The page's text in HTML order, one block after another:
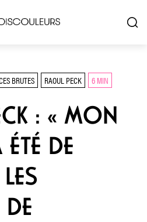
BRUTES RAOUL PECK 6 MIN
: « MON
DE
DE